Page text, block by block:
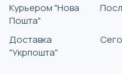
Курьером "Нова
Пошта"
Доставка
"Укрпошта"